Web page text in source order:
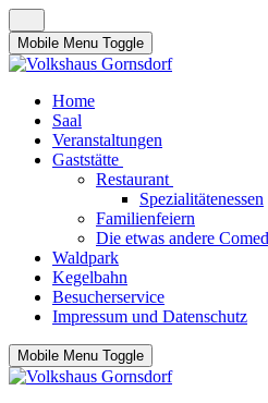
Mobile Menu Toggle
Home
Saal
Veranstaltungen
Gaststätte
Restaurant
Spezialitätenessen
Familienfeiern
Die etwas andere
Waldpark
Kegelbahn
Besucherservice
Impressum und Datenschutz
Mobile Menu Toggle